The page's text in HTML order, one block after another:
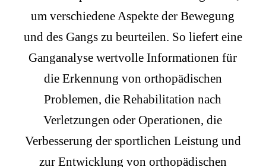
um verschiedene Aspekte der Bewegung
und des Gangs zu beurteilen. So liefert eine
Ganganalyse wertvolle Informationen für
die Erkennung von orthopädischen
Problemen, die Rehabilitation nach
Verletzungen oder Operationen, die
Verbesserung der sportlichen Leistung und
zur Entwicklung von orthopädischen